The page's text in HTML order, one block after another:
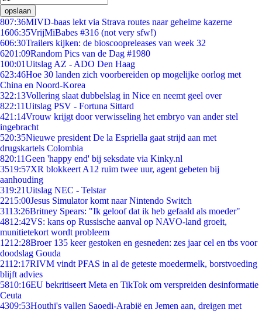
opslaan
807:36MIVD-baas lekt via Strava routes naar geheime kazerne
1606:35VrijMiBabes #316 (not very sfw!)
606:30Trailers kijken: de bioscoopreleases van week 32
6201:09Random Pics van de Dag #1980
100:01Uitslag AZ - ADO Den Haag
623:46Hoe 30 landen zich voorbereiden op mogelijke oorlog met
China en Noord-Korea
322:13Vollering slaat dubbelslag in Nice en neemt geel over
822:11Uitslag PSV - Fortuna Sittard
421:14Vrouw krijgt door verwisseling het embryo van ander stel
ingebracht
520:35Nieuwe president De la Espriella gaat strijd aan met
drugskartels Colombia
820:11Geen 'happy end' bij seksdate via Kinky.nl
3519:57XR blokkeert A12 ruim twee uur, agent gebeten bij
aanhouding
319:21Uitslag NEC - Telstar
2215:00Jesus Simulator komt naar Nintendo Switch
3113:26Britney Spears: "Ik geloof dat ik heb gefaald als moeder"
4812:42VS: kans op Russische aanval op NAVO-land groeit,
munitietekort wordt probleem
1212:28Broer 135 keer gestoken en gesneden: zes jaar cel en tbs voor
doodslag Gouda
2112:17RIVM vindt PFAS in al de geteste moedermelk, borstvoeding
blijft advies
5810:16EU bekritiseert Meta en TikTok om verspreiden desinformatie
Ceuta
4309:53Houthi's vallen Saoedi-Arabië en Jemen aan, dreigen met